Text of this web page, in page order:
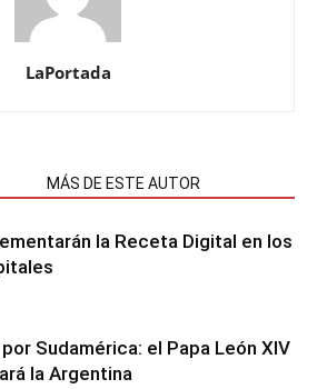
LaPortada
MÁS DE ESTE AUTOR
la Receta Digital en los
por Sudamérica: el Papa León XIV
la Argentina